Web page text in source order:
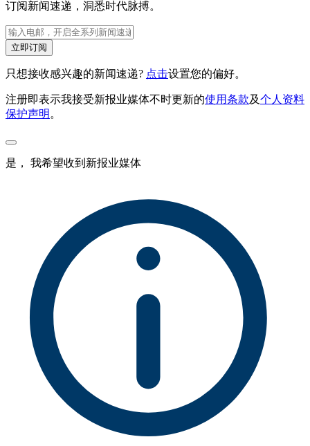
订阅新闻速递，洞悉时代脉搏。
立即订阅
只想接收感兴趣的新闻速递? 点击设置您的偏好。
注册即表示我接受新报业媒体不时更新的使用条款及个人资料
保护声明 。
是， 我希望收到新报业媒体